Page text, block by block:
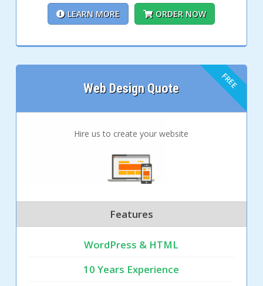
LEARN MORE ORDER NOW
Web Design Quote
Hire us to create your website
Features
WordPress & HTML
10 Years Experience